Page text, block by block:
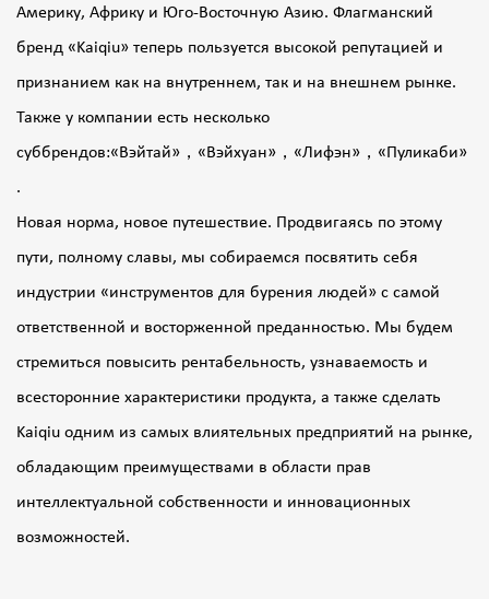
Америку, Африку и Юго-Восточную Азию. Флагманский
бренд «Kaiqiu» теперь пользуется высокой репутацией и
признанием как на внутреннем, так и на внешнем рынке.
Также у компании есть несколько
суббрендов:«Вэйтай»，«Вэйхуан»，«Лифэн»，«Пуликаби»
.
Новая норма, новое путешествие. Продвигаясь по этому
пути, полному славы, мы собираемся посвятить себя
индустрии «инструментов для бурения людей» с самой
ответственной и восторженной преданностью. Мы будем
стремиться повысить рентабельность, узнаваемость и
всесторонние характеристики продукта, а также сделать
Kaiqiu одним из самых влиятельных предприятий на рынке,
обладающим преимуществами в области прав
интеллектуальной собственности и инновационных
возможностей.